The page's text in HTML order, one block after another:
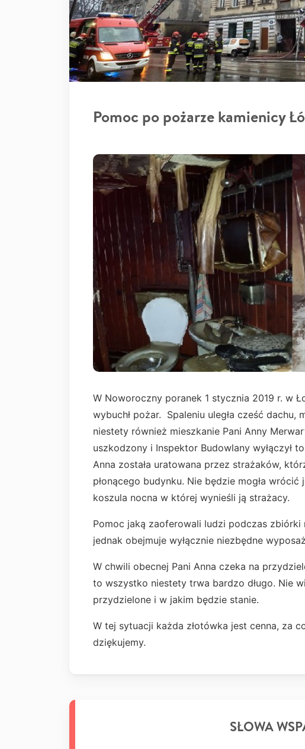
Pomoc po pożarze kamienicy
W Noworoczny poranek 1 stycznia 2019 r. w
wybuchł pożar. Spaleniu uległa cześć dachu,
niestety również mieszkanie Pani Anny
uszkodzony i Inspektor Budowlany wyłączył
Anna została uratowana przez strażaków,
płonącego budynku. Nie będzie mogła
koszula nocna w której wynieśli ją strażacy.
Pomoc jaką zaoferowali ludzi podczas
jednak obejmuje wyłącznie niezbędne
W chwili obecnej Pani Anna czeka na
to wszystko niestety trwa bardzo długo. Nie
przydzielone i w jakim będzie stanie.
W tej sytuacji każda złotówka jest cenna, za
dziękujemy.
SŁOWA